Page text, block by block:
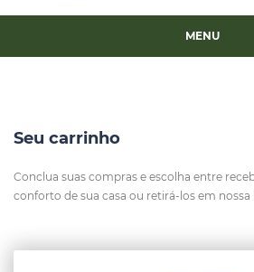
MENU
Seu carrinho
Conclua suas compras e escolha entre
conforto de sua casa ou retirá-los em nossa